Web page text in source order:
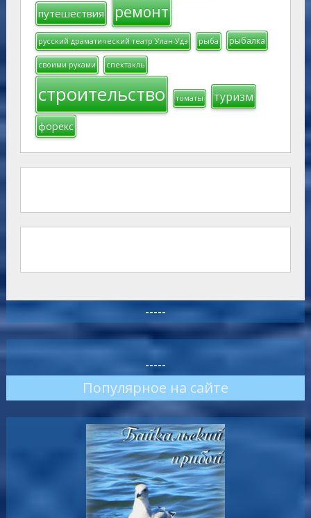
путешествия ремонт
русский драматический театр Улан-Удэ рыба рыбалка
своими руками спектакль
строительство томаты туризм
форекс
-----
-----
Популярное на сайте